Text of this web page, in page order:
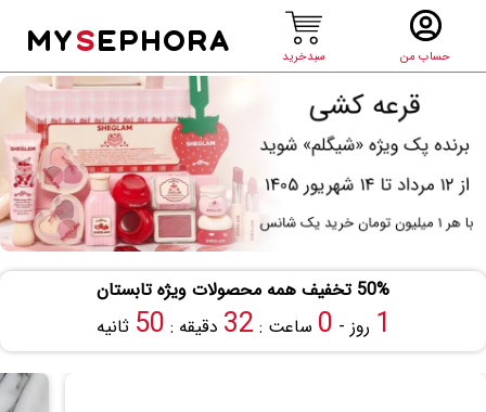
حساب من سبدخرید
MYSEPHORA
50% تخفیف همه محصولات ویژه تابستان
1 روز - 0 ساعت : 32 دقیقه : 50 ثانیه